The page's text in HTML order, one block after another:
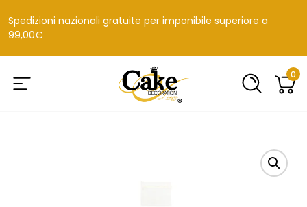
Spedizioni nazionali gratuite per imponibile superiore a
99,00€
0